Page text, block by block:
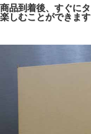
商品到着後、すぐに
楽しむことができます